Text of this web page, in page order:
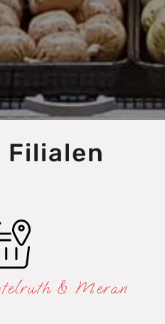
Filialen
& Meran